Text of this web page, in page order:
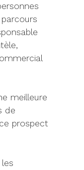
meilleure
de
prospect